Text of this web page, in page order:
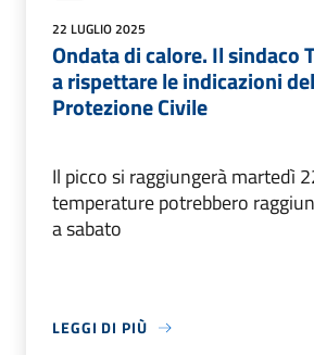
22 LUGLIO 2025
Ondata di calore. Il sindaco
a rispettare le indicazioni
Protezione Civile
Il picco si raggiungerà martedì
temperature potrebbero
a sabato
LEGGI DI PIÙ